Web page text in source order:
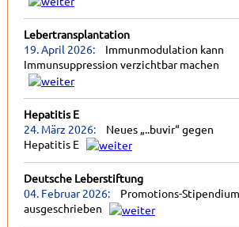
Lebertransplantation
19. April 2026:
Immunmodulation kann
Immunsuppression verzichtbar machen
Hepatitis E
24. März 2026:
Neues „..buvir“ gegen
Hepatitis E
Deutsche Leberstiftung
04. Februar 2026:
Promotions-Stipendium
ausgeschrieben